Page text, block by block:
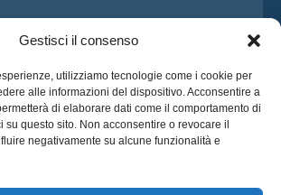
Gestisci il consenso
utilizziamo tecnologie come i cookie per
alle informazioni del dispositivo. Acconsentire a
di elaborare dati come il comportamento di
su questo sito. Non acconsentire o revocare il
negativamente su alcune funzionalità e
l’